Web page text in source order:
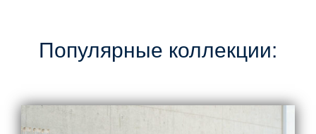
Популярные коллекции: